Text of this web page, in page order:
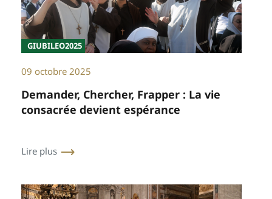
GIUBILEO2025
09 octobre 2025
Demander, Chercher, Frapper : La vie
consacrée devient espérance
Lire plus